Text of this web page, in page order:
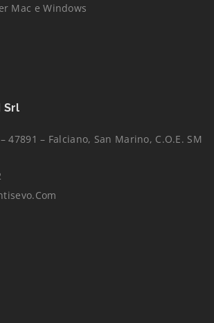
Mac e Windows
Srl
47891 – Falciano, San Marino, C.O.E. SM